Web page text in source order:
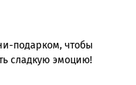
подарком, чтобы
сладкую эмоцию!